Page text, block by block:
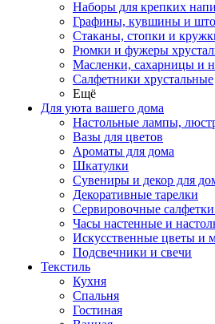
Наборы для крепких
Графины, кувшины и
Стаканы, стопки и
Рюмки и фужеры
Масленки, сахарницы и
Салфетники хрустальные
Ещё
Для уюта вашего дома
Настольные лампы,
Вазы для цветов
Ароматы для дома
Шкатулки
Сувениры и декор для
Декоративные тарелки
Сервировочные
Часы настенные и
Искусственные цветы и
Подсвечники и свечи
Текстиль
Кухня
Спальня
Гостиная